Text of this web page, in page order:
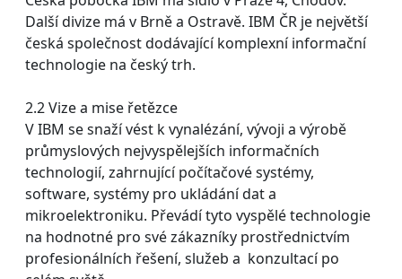
Další divize má v Brně a Ostravě. IBM ČR je největší
česká společnost dodávající komplexní informační
technologie na český trh.
2.2 Vize a mise řetězce
V IBM se snaží vést k vynalézání, vývoji a výrobě
průmyslových nejvyspělejších informačních
technologií, zahrnující počítačové systémy,
software, systémy pro ukládání dat a
mikroelektroniku. Převádí tyto vyspělé technologie
na hodnotné pro své zákazníky prostřednictvím
profesionálních řešení, služeb a konzultací po